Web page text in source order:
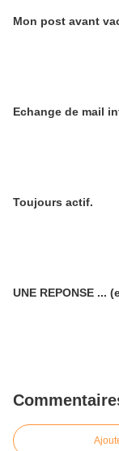
Mon post avant
Echange de mail
Toujours actif.
UNE REPONSE ...